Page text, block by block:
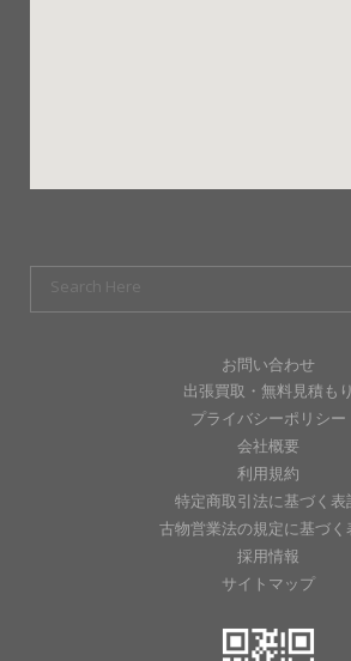
お問い合わせ
出張買取・無料見積もり
プライバシーポリシー
会社概要
利用規約
特定商取引法に基づく表
古物営業法の規定に基づく
採用情報
サイトマップ